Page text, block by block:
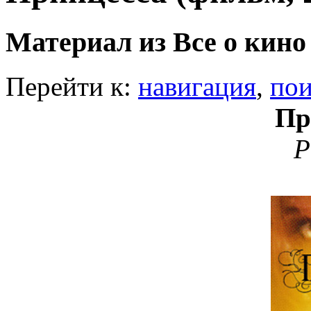
Материал из Все о кино
Перейти к: навигация,